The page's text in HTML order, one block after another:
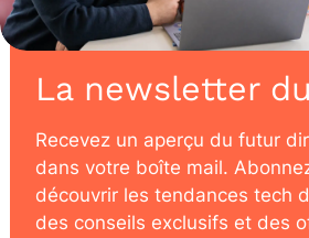
La newsletter
Recevez un aperçu du futur
dans votre boîte mail.
découvrir les tendances tech
des conseils exclusifs et des